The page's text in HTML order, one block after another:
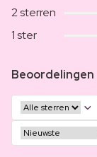
2 sterren
1 ster
Beoordelingen